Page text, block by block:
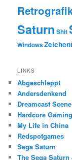
Saturn Shit
Windows
LINKS
Abgeschleppt
Andersdenkend
Dreamcast Scene
Hardcore
My Life in China
Redspotgames
Sega Saturn
The Sega Saturn